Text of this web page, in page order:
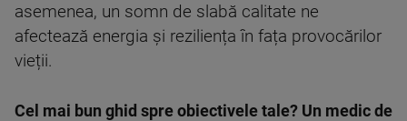
asemenea, un somn de slabă calitate ne
afectează energia și reziliența în fața provocărilor
vieții.
Cel mai bun ghid spre obiectivele tale? Un medic de